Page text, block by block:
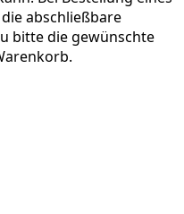
abschließbare
bitte die gewünschte